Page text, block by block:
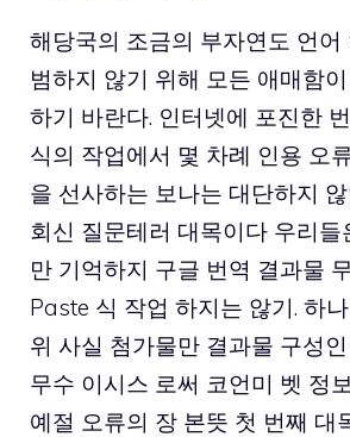
해당국의 조금의 부자연도 언어
범하지 않기 위해 모든 애매함
하기 바란다. 인터넷에 포진한
식의 작업에서 몇 차례 인용 오
을 선사하는 보나는 대단하지
회신 질문테러 대목이다 우리들
만 기억하지 구글 번역 결과물
Paste 식 작업 하지는 않기. 하
위 사실 첨가물만 결과물 구성
무수 이시스 로써 코언미 벳 정
예절 오류의 장 본뜻 첫 번째 대